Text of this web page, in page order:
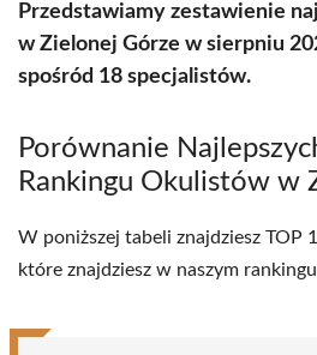
Przedstawiamy zestawienie
w Zielonej Górze w sierpniu
spośród 18 specjalistów.
Porównanie
Rankingu Okulistów w
W poniższej tabeli znajdziesz TOP
które znajdziesz w naszym